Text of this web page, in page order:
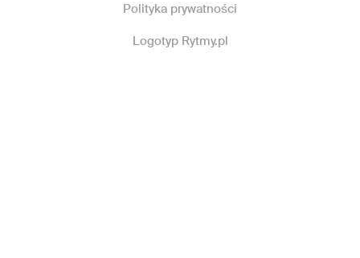
Polityka prywatności
Logotyp Rytmy.pl